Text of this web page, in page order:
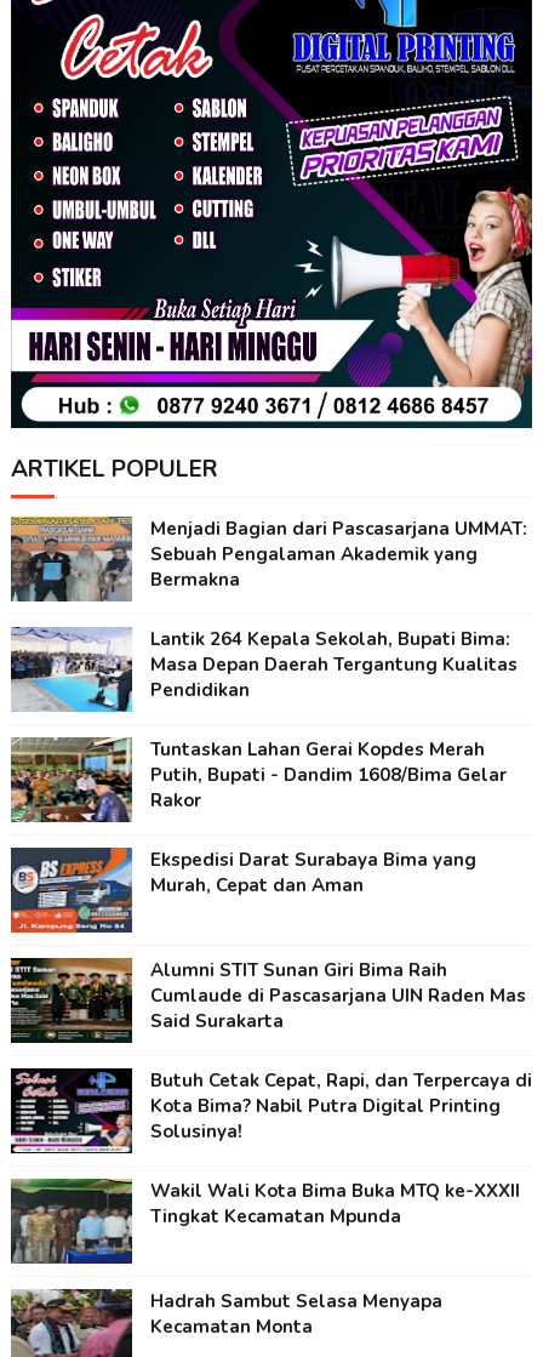
ARTIKEL POPULER
Menjadi Bagian dari Pascasarjana UMMAT:
Sebuah Pengalaman Akademik yang
Bermakna
Lantik 264 Kepala Sekolah, Bupati Bima:
Masa Depan Daerah Tergantung Kualitas
Pendidikan
Tuntaskan Lahan Gerai Kopdes Merah
Putih, Bupati - Dandim 1608/Bima Gelar
Rakor
Ekspedisi Darat Surabaya Bima yang
Murah, Cepat dan Aman
Alumni STIT Sunan Giri Bima Raih
Cumlaude di Pascasarjana UIN Raden Mas
Said Surakarta
Butuh Cetak Cepat, Rapi, dan Terpercaya di
Kota Bima? Nabil Putra Digital Printing
Solusinya!
Wakil Wali Kota Bima Buka MTQ ke-XXXII
Tingkat Kecamatan Mpunda
Hadrah Sambut Selasa Menyapa
Kecamatan Monta